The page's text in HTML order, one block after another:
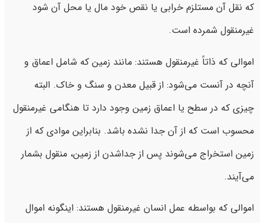
که نقل آن مستلزم خرابی یا نقص خود مال یا محل آن شود
غیرمنقول شمرده است.
اموالی که ذاتاً غیرمنقول هستند: مانند زمین که شامل اعماق و
آنچه در آنست می‌شود: از قبیل معدن و سنگ و خاک. البته
چیزی که در سطح یا اعماق زمین وجود دارد تا هنگامی غیرمنقول
محسوب است که از آن جدا نشده باشد. بنابراین موادی که از
زمین استخراج می‌شوند پس از جداشدن از زمین، منقول بشمار
می‌آیند.
اموالی که بواسطه عمل انسان غیرمنقول هستند: اینگونه اموال